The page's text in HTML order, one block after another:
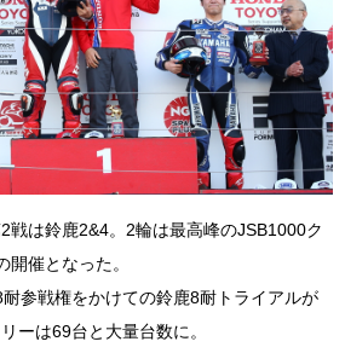
は鈴鹿2&4。2輪は最高峰のJSB1000ク
催となった。
参戦権をかけての鈴鹿8耐トライアルが
ーは69台と大量台数に。